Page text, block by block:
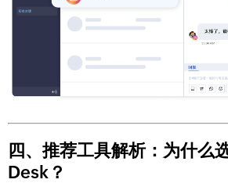
四、推荐工具解析：为什么
Desk？